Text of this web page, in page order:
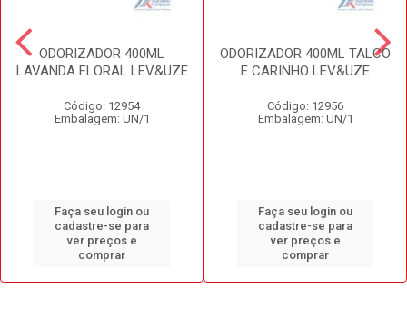
ODORIZADOR 400ML
LAVANDA FLORAL LEV&UZE
Código: 12954
Embalagem: UN/1
Faça seu login ou
cadastre-se para
ver preços e
comprar
ODORIZADOR 400ML TALCO
E CARINHO LEV&UZE
Código: 12956
Embalagem: UN/1
Faça seu login ou
cadastre-se para
ver preços e
comprar